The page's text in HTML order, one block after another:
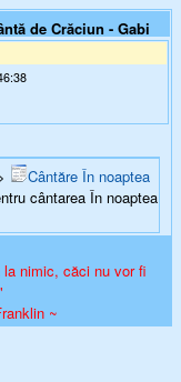
de Crăciun - Gabi
Cântăre În noaptea
cântarea În noaptea
nimic, căci nu vor fi
~